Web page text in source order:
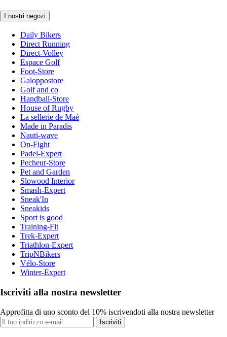
I nostri negozi
Daily Bikers
Direct Running
Direct-Volley
Espace Golf
Foot-Store
Galoppostore
Golf and co
Handball-Store
House of Rugby
La sellerie de Maé
Made in Paradis
Nauti-wave
On-Fight
Padel-Expert
Pecheur-Store
Pet and Garden
Slowood Interior
Smash-Expert
Sneak'In
Sneakids
Sport is good
Training-Fit
Trek-Expert
Triathlon-Expert
TripNBikers
Vélo-Store
Winter-Expert
Iscriviti alla nostra newsletter
Approfitta di uno sconto del 10% iscrivendoti alla nostra newsletter
Iscriviti